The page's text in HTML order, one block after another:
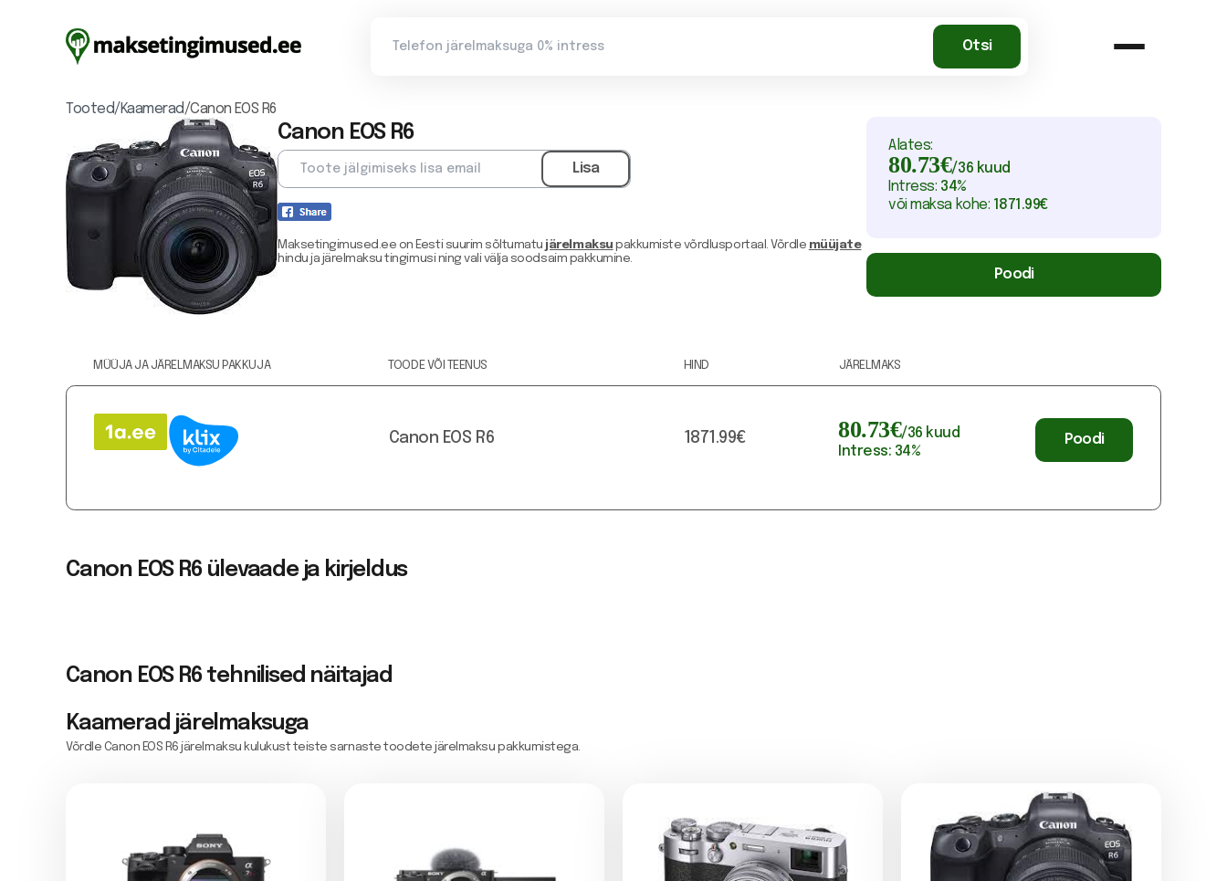
Tooted/Kaamerad/Canon EOS R6
Canon EOS R6
Maksetingimused.ee on Eesti suurim sõltumatu järelmaksu pakkumiste võrdlusportaal. Võrdle müüjate
hindu ja järelmaksu tingimusi ning vali välja soodsaim pakkumine.
Alates:
80.73€/36 kuud
Intress: 34%
või maksa kohe: 1871.99€
Poodi
MÜÜJA JA JÄRELMAKSU PAKKUJA TOODE VÕI TEENUS HIND JÄRELMAKS
Canon EOS R6 1871.99€ 80.73€/36 kuud
Intress: 34%
Poodi
Canon EOS R6 ülevaade ja kirjeldus
Canon EOS R6 tehnilised näitajad
Kaamerad järelmaksuga
Võrdle Canon EOS R6 järelmaksu kulukust teiste sarnaste toodete järelmaksu pakkumistega.